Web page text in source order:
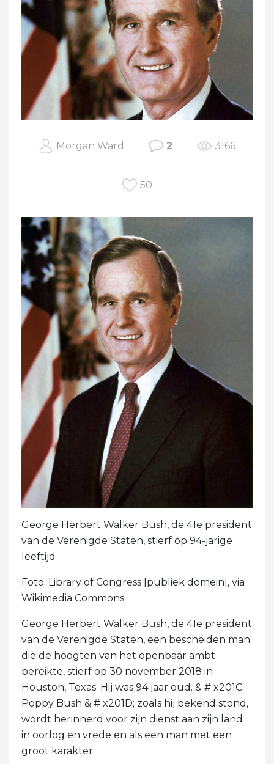
Morgan Ward 2 3166
50
George Herbert Walker Bush, de 41e president
van de Verenigde Staten, stierf op 94-jarige
leeftijd
Foto: Library of Congress [publiek domein], via
Wikimedia Commons
George Herbert Walker Bush, de 41e president
van de Verenigde Staten, een bescheiden man
die de hoogten van het openbaar ambt
bereikte, stierf op 30 november 2018 in
Houston, Texas. Hij was 94 jaar oud. & # x201C;
Poppy Bush & # x201D; zoals hij bekend stond,
wordt herinnerd voor zijn dienst aan zijn land
in oorlog en vrede en als een man met een
groot karakter.